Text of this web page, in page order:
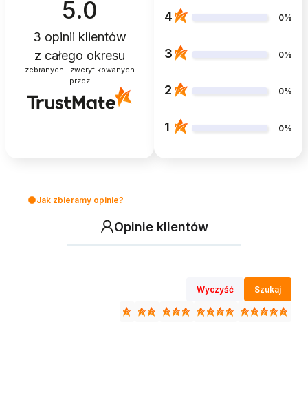
5.0
3 opinii klientów
z całego okresu
zebranych i zweryfikowanych
przez
4 0%
3 0%
2 0%
1 0%
Jak zbieramy opinie?
Opinie klientów
Wyczyść Szukaj